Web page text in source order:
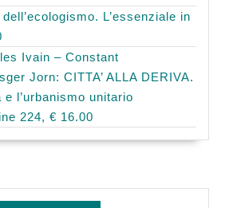
L’essenziale in
Ivain – Constant
Jorn: CITTA’ ALLA DERIVA.
l’urbanismo unitario
224, € 16.00